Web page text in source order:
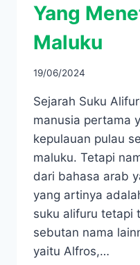
Yang
Maluku
19/06/2024
Sejarah Suku
manusia pertama
kepulauan pulau
maluku. Tetapi
dari bahasa arab
yang artinya
suku alifuru tetapi
sebutan nama
yaitu Alfros,…